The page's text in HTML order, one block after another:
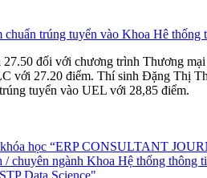
trúng tuyển vào Khoa Hê thống
đối với chương trình Thương
với 27.20 điểm. Thí sinh Đặng Thị
tuyển vào UEL với 28,85 điểm.
khóa học “ERP CONSULTANT
/ chuyên ngành Khoa Hệ thống thông
Data Science"